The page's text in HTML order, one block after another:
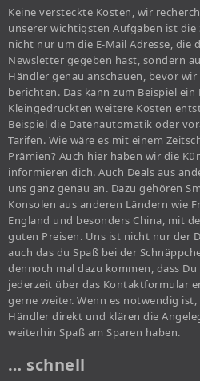
Keine versteckte Kosten, wir
unserer wichtigsten Aufgaben ist
nicht nur um die E-Mail Adresse, die
Newsletter gegeben hast, sondern
Händler genau anschauen, bevor
berichten. Das kann zum Beispiel
Kleingedruckten weitere Kosten
Beispiel die Datenautomatik oder
Tarifen. Wie wäre es mit einem
Prämien? Auch hier haben wir die
informieren dich. Auch Deals aus
uns ganz genau an. Dazu gehören
Konsolen aus anderen Ländern wie
England und besonders China, mit
guten Preisen. Uns ist nicht nur der
auch das du Spaß bei der
dennoch mal dazu kommen, dass
jederzeit über das Kontaktformular
gerne weiter. Wenn es notwendig
Händler direkt und klären die
weiterhin Spaß am Sparen haben.
… schnell